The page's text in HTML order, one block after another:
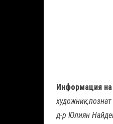
Информация на
д-р Юлиян